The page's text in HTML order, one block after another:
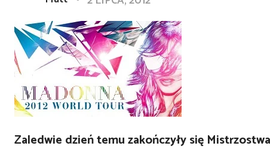
Zaledwie dzień temu zakończyły się